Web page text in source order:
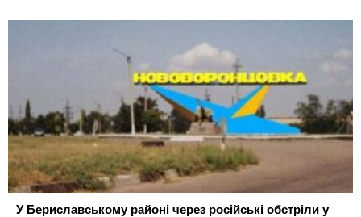
У Бериславському районі через російські обстріли у